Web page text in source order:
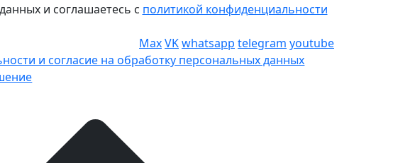
и соглашаетесь с политикой конфиденциальности
MaxVKwhatsapp telegram youtube
и согласие на обработку персональных данных